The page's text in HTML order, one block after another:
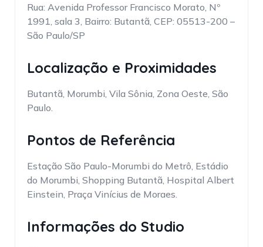
Rua: Avenida Professor Francisco Morato, Nº
1991, sala 3, Bairro: Butantã, CEP: 05513-200 –
São Paulo/SP
Localização e Proximidades
Butantã, Morumbi, Vila Sônia, Zona Oeste, São
Paulo.
Pontos de Referência
Estação São Paulo-Morumbi do Metrô, Estádio
do Morumbi, Shopping Butantã, Hospital Albert
Einstein, Praça Vinícius de Moraes.
Informações do Studio